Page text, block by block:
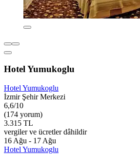
Hotel Yumukoglu
Hotel Yumukoglu
İzmir Şehir Merkezi
6,6/10
(174 yorum)
3.315 TL
vergiler ve ücretler dâhildir
16 Ağu - 17 Ağu
Hotel Yumukoglu